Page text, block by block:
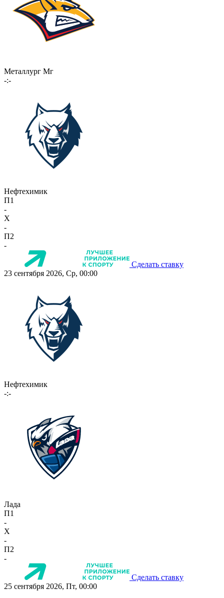
Металлург Мг
-:-
Нефтехимик
П1
-
X
-
П2
-
Сделать ставку
23 сентября 2026, Ср, 00:00
Нефтехимик
-:-
Лада
П1
-
X
-
П2
-
Сделать ставку
25 сентября 2026, Пт, 00:00